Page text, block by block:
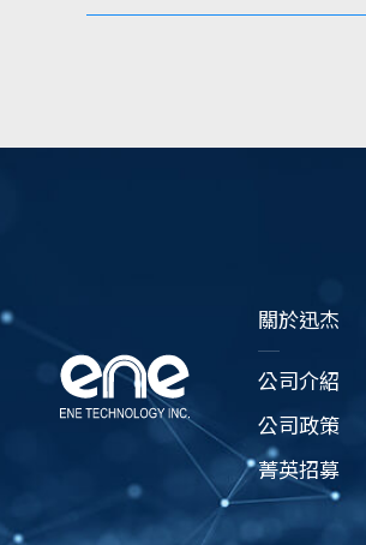
關於迅杰
公司介紹
公司政策
菁英招募